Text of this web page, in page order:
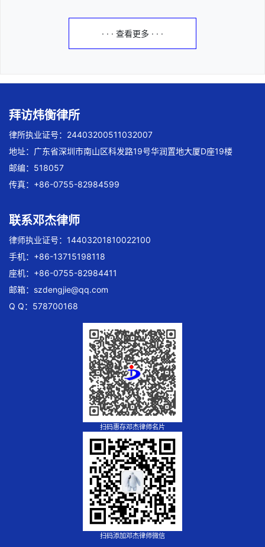
· · · 查看更多 · · ·
拜访炜衡律所
律所执业证号：24403200511032007
地址：广东省深圳市南山区科发路19号华润置地大厦D座19楼
邮编：518057
传真：+86-0755-82984599
联系邓杰律师
律师执业证号：14403201810022100
手机：+86-13715198118
座机：+86-0755-82984411
邮箱： szdengjie@qq.com
Q Q：578700168
扫码惠存邓杰律师名片
扫码添加邓杰律师微信